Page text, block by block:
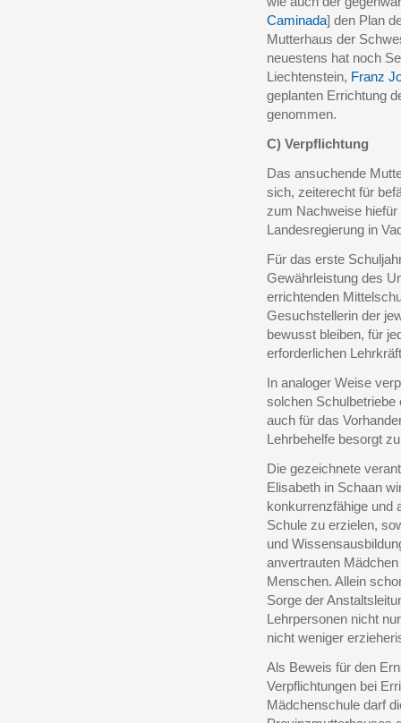
Caminada] den Plan
Mutterhaus der
neuestens hat noch
Liechtenstein, Franz
geplanten Errichtung
genommen.
C) Verpflichtung
Das ansuchende
sich, zeiterecht für
zum Nachweise
Landesregierung in
Für das erste
Gewährleistung des
errichtenden
Gesuchstellerin der
bewusst bleiben, für
erforderlichen
In analoger Weise
solchen Schulbetriebe
auch für das
Lehrbehelfe besorgt
Die gezeichnete
Elisabeth in Schaan
konkurrenzfähige und
Schule zu erzielen,
und
anvertrauten
Menschen. Allein
Sorge der
Lehrpersonen nicht
nicht weniger
Als Beweis für den
Verpflichtungen bei
Mädchenschule darf